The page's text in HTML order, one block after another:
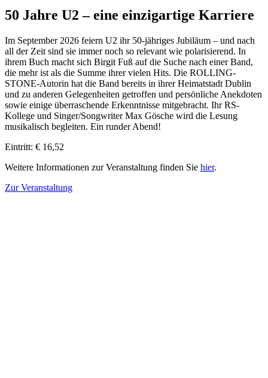
50 Jahre U2 – eine einzigartige Karriere
Im September 2026 feiern U2 ihr 50-jähriges Jubiläum – und nach
all der Zeit sind sie immer noch so relevant wie polarisierend. In
ihrem Buch macht sich Birgit Fuß auf die Suche nach einer Band,
die mehr ist als die Summe ihrer vielen Hits. Die ROLLING-
STONE-Autorin hat die Band bereits in ihrer Heimatstadt Dublin
und zu anderen Gelegenheiten getroffen und persönliche Anekdoten
sowie einige überraschende Erkenntnisse mitgebracht. Ihr RS-
Kollege und Singer/Songwriter Max Gösche wird die Lesung
musikalisch begleiten. Ein runder Abend!
Eintritt: € 16,52
Weitere Informationen zur Veranstaltung finden Sie hier.
Zur Veranstaltung